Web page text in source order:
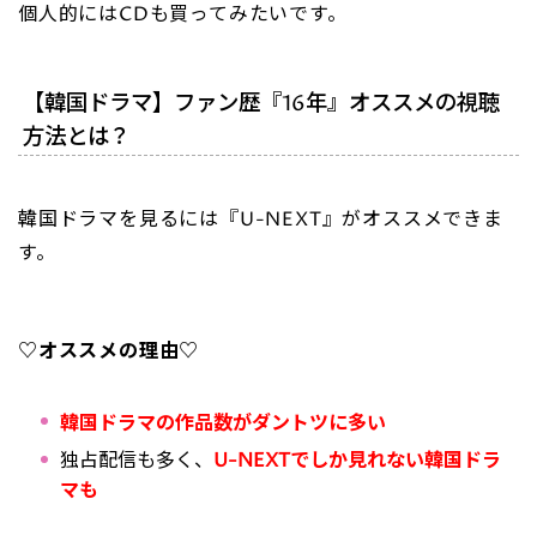
個人的にはCDも買ってみたいです。
【韓国ドラマ】ファン歴『16年』オススメの視聴
方法とは？
韓国ドラマを見るには『U-NEXT』がオススメできま
す。
♡オススメの理由♡
韓国ドラマの作品数がダントツに多い
独占配信も多く、 U-NEXTでしか見れない韓国ドラ
マも